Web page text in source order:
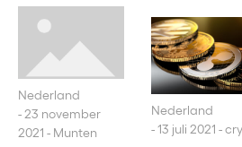
Nederland
23 november
2021 - Munten
Nederland
13 juli 2021 -